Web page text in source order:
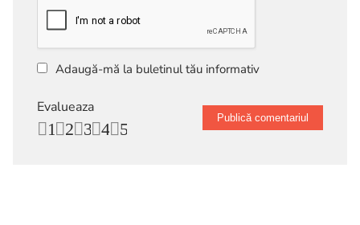
Adaugă-mă la buletinul tău informativ
Evalueaza
5
4
3
2
1